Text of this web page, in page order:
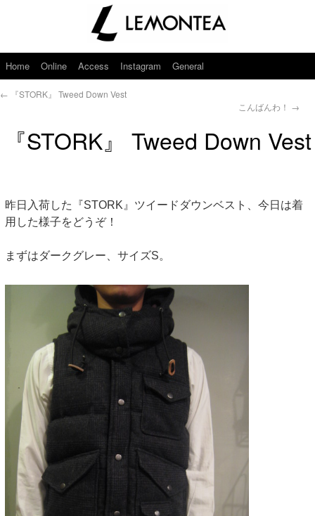
Home Online Access Instagram General
← 『STORK』 Tweed Down Vest
こんばんわ！ →
『STORK』 Tweed Down Vest
昨日入荷した『STORK』ツイードダウンベスト、今日は着
用した様子をどうぞ！
まずはダークグレー、サイズS。